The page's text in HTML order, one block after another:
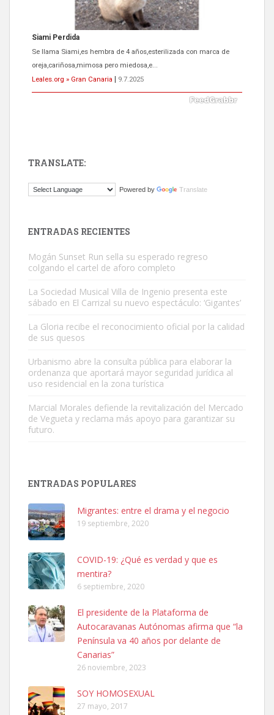
Siami Perdida
Se llama Siami,es hembra de 4 años,esterilizada con marca de
oreja,cariñosa,mimosa pero miedosa,e...
Leales.org » Gran Canaria
9.7.2025
El ayuntamiento se va a llevar a Los Gatos callejeros de la zona los
Este gato macho ha aparecido en la calle hace menos de un mes,
Leales.org » Gran Canaria | 9.7.2025
Leales.org » Gran Canaria
SHIBA PERDIDO AVDA JOSE MESA Y LOPEZ
PERRO MACHO RAZA SHIBA CON MICROCHIP PERDIDO HOY
06/07/2025 ZONA MESA Y LOPEZ. ES MUY ASUSTADIZO
Leales.org » Gran Canaria
6.7.2025
TRANSLATE:
Powered by Translate
ENTRADAS RECIENTES
Mogán Sunset Run sella su esperado regreso
colgando el cartel de aforo completo
La Sociedad Musical Villa de Ingenio presenta este
sábado en El Carrizal su nuevo espectáculo: ‘Gigantes’
La Gloria recibe el reconocimiento oficial por la calidad
de sus quesos
Urbanismo abre la consulta pública para elaborar la
ordenanza que aportará mayor seguridad jurídica al
uso residencial en la zona turística
Marcial Morales defiende la revitalización del Mercado
de Vegueta y reclama más apoyo para garantizar su
futuro.
ENTRADAS POPULARES
Migrantes: entre el drama y el negocio
19 septiembre, 2020
COVID-19: ¿Qué es verdad y que es
mentira?
6 septiembre, 2020
El presidente de la Plataforma de
Autocaravanas Autónomas afirma que “la
Península va 40 años por delante de
Canarias”
26 noviembre, 2023
SOY HOMOSEXUAL
27 mayo, 2017